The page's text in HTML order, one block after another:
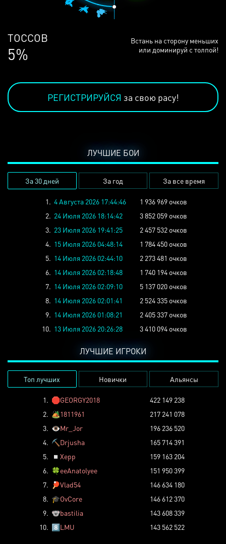
ЛЮДЕЙ
68%
Встань на сторону меньших
или доминируй с толпой!
РЕГИСТРИРУЙСЯ за свою расу!
ЛУЧШИЕ БОИ
За 30 дней За год За все время
1. 4 Августа 2026 17:44:46
1 936 969 очков
2. 24 Июля 2026 18:14:42
3 852 059 очков
3. 23 Июля 2026 19:41:25
2 457 532 очков
4. 15 Июля 2026 04:48:14
1 784 450 очков
5. 14 Июля 2026 02:44:10
2 273 481 очков
6. 14 Июля 2026 02:18:48
1 740 194 очков
7. 14 Июля 2026 02:09:10
5 137 020 очков
8. 14 Июля 2026 02:01:41
2 524 335 очков
9. 14 Июля 2026 01:08:21
2 405 337 очков
10. 13 Июля 2026 20:26:28 3 410 094 очков
ЛУЧШИЕ ИГРОКИ
Топ лучших Новички Альянсы
1. 🛑GEORGY2018
422 149 238
2. 🏕️1811961
217 241 078
3. 👁️Mr_Jor
196 236 520
4. ⛏️ Drjusha
165 714 391
5.
◽ Xepp
159 163 204
6. 🍀eeAnatolyee
151 950 399
7.
🏓Vlad54
146 634 180
8. 🎓OvCore
146 612 370
9. 🐨bastilia
143 608 339
10. 8️⃣LMU 143 562 522